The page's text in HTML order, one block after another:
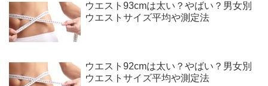
ウエスト93cmは太い？やばい？男女別
ウエストサイズ平均や測定法
ウエスト92cmは太い？やばい？男女別
ウエストサイズ平均や測定法